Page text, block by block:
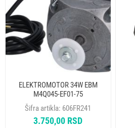
ELEKTROMOTOR 34W EBM
M4Q045-EF01-75
Šifra artikla: 606FR241
3.750,00 RSD